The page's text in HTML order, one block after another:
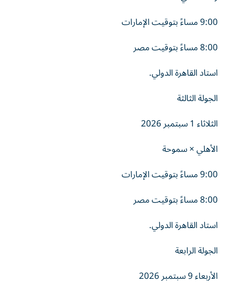
9:00 مساءً بتوقيت الإمارات
8:00 مساءً بتوقيت مصر
استاد القاهرة الدولي.
الجولة الثالثة
الثلاثاء 1 سبتمبر 2026
الأهلي × سموحة
9:00 مساءً بتوقيت الإمارات
8:00 مساءً بتوقيت مصر
استاد القاهرة الدولي.
الجولة الرابعة
الأربعاء 9 سبتمبر 2026